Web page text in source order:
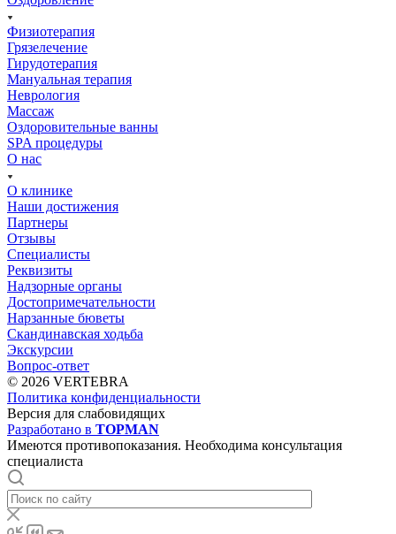
Физиотерапия
Грязелечение
Гирудотерапия
Мануальная терапия
Неврология
Массаж
Оздоровительные ванны
SPA процедуры
О нас
О клинике
Наши достижения
Партнеры
Отзывы
Специалисты
Реквизиты
Надзорные органы
Достопримечательности
Нарзанные бюветы
Скандинавская ходьба
Экскурсии
Вопрос-ответ
© 2026 VERTEBRA
Политика конфиденциальности
Версия для слабовидящих
Разработано в TOPMAN
Имеются противопоказания. Необходима консультация
специалиста